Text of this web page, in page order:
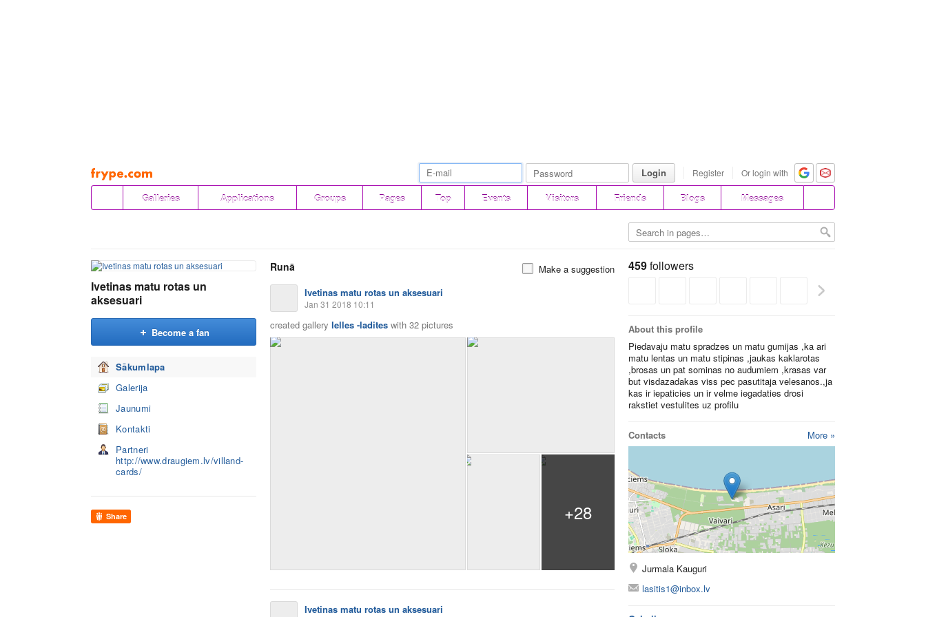
Pāriet
uz
saturu
Login Register Or login with
Galleries Applications Groups Pages Top Events Visitors Friends Blogs Messages
Ivetinas matu rotas un
aksesuari
Become a fan
Sākumlapa
Galerija
Jaunumi
Kontakti
Partneri
http://www.draugiem.lv/villand-
cards/
Share
Runā
Make a suggestion
Ivetinas matu rotas un aksesuari
Jan 31 2018 10:11
created gallery lelles -ladites with 32 pictures
+28
Ivetinas matu rotas un aksesuari
459followers
About this profile
Piedavaju matu spradzes un matu gumijas ,ka ari
matu lentas un matu stipinas ,jaukas kaklarotas
,brosas un pat sominas no audumiem ,krasas var
but visdazadakas viss pec pasutitaja velesanos.,ja
kas ir iepaticies un ir velme iegadaties drosi
rakstiet vestulites uz profilu
Contacts More »
Jurmala Kauguri
lasitis1@inbox.lv